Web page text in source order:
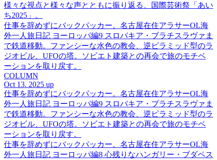
様々な視点と様々な声とともに振り返る、国際芸術祭「あい
ち2025」。
仕事を辞めずにバックパッカー。名古屋在住アラサーOL海
外一人旅日記 ヨーロッパ編9 スロバキア・ブラチスラヴァま
で鉄道移動。ファンシーな水色の教会、逆ピラミッド型のラ
ジオビル、UFOの塔。ソビエト建築との再会で旅のモチベ
ーションを取り戻す。
COLUMN
Oct 13. 2025 up
仕事を辞めずにバックパッカー。名古屋在住アラサーOL海
外一人旅日記 ヨーロッパ編9 スロバキア・ブラチスラヴァま
で鉄道移動。ファンシーな水色の教会、逆ピラミッド型のラ
ジオビル、UFOの塔。ソビエト建築との再会で旅のモチベ
ーションを取り戻す。
仕事を辞めずにバックパッカー。名古屋在住アラサーOL海
外一人旅日記 ヨーロッパ編8 心残りなハンガリー・ブダペス